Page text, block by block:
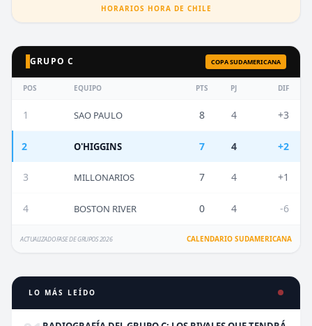
HORARIOS HORA DE CHILE
GRUPO C COPA SUDAMERICANA
POS EQUIPO PTS PJ DIF
1 SAO PAULO 8 4 +3
2 O'HIGGINS 7 4 +2
3 MILLONARIOS 7 4 +1
4 BOSTON RIVER 0 4 -6
ACTUALIZADO FASE DE GRUPOS 2026 CALENDARIO SUDAMERICANA
LO MÁS LEÍDO